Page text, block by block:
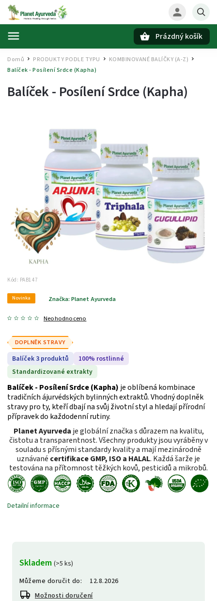
Prázdný košík
Domů / PRODUKTY PODLE TYPU KOMBINOVANÉ BALÍČKY (A-Z) /
Balíček - Posílení Srdce (Kapha)
Balíček - Posílení Srdce (Kapha)
Kód: PAB147
Novinka
Neohodnoceno
Značka: Planet Ayurveda
Skladem (>5 ks)
Můžeme doručit do:
12.8.2026
Možnosti doručení
DOPLNĚK STRAVY
Balíček 3 produktů
100% rostlinné
Standardizované extrakty
Balíček - Posílení Srdce (Kapha) je oblíbená kombinace
tradičních ájurvédských bylinných extraktů. Vhodný doplněk
stravy pro ty, kteří dbají na svůj životní styl a hledají přírodní
přípravek do každodenní rutiny.
Planet Ayurveda je globální značka s důrazem na kvalitu,
čistotu a transparentnost. Všechny produkty jsou vyráběny v
souladu s přísnými standardy kvality a mají mezinárodně
uznávané certifikace GMP, ISO a HALAL. Každá šarže je
testována na přítomnost těžkých kovů, pesticidů a mikrobů.
Detailní informace